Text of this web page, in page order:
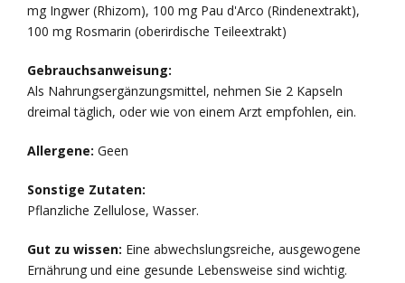
mg Ingwer (Rhizom), 100 mg Pau d'Arco (Rindenextrakt),
100 mg Rosmarin (oberirdische Teileextrakt)
Gebrauchsanweisung:
Als Nahrungsergänzungsmittel, nehmen Sie 2 Kapseln
dreimal täglich, oder wie von einem Arzt empfohlen, ein.
Allergene: Geen
Sonstige Zutaten:
Pflanzliche Zellulose, Wasser.
Gut zu wissen: Eine abwechslungsreiche, ausgewogene
Ernährung und eine gesunde Lebensweise sind wichtig.